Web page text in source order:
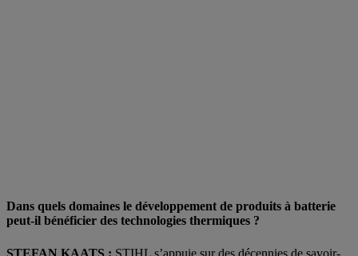
Dans quels domaines le développement de produits à batterie
peut-il bénéficier des technologies thermiques ?
STEFAN KAATS : STIHL s’appuie sur des décennies de savoir-